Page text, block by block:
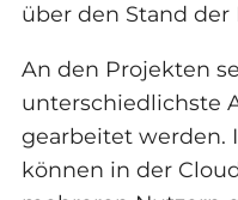
über den Stand der
An den Projekten
unterschiedlichste
gearbeitet werden.
können in der